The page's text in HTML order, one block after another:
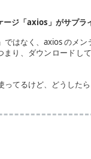
ジ「axios」がサプラ
ではなく、axios のメ
まり、ダウンロードし
ってるけど、どうした